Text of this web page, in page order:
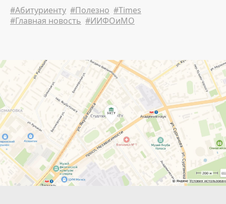
#Абитуриенту #Полезно #Times
#Главная новость #ИИФОиМО